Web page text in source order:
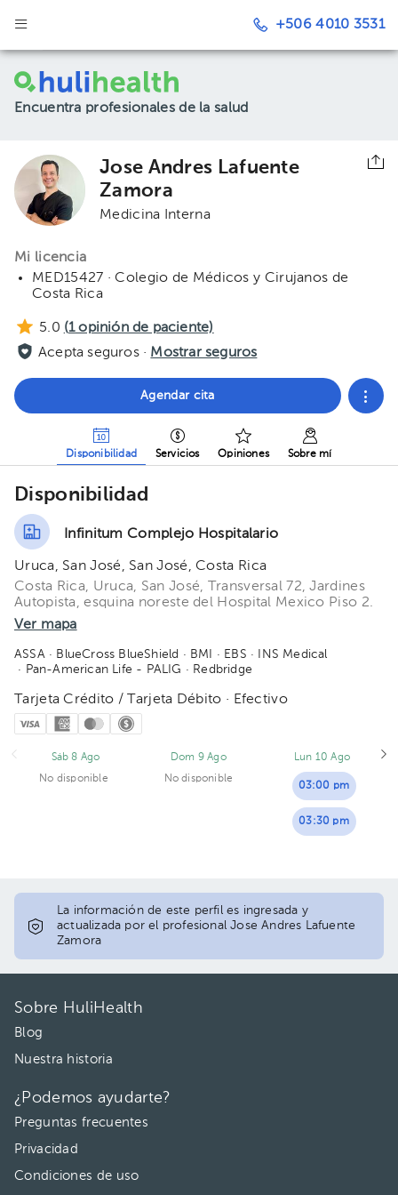
+506 4010 3531
Encuentra profesionales de la salud
Jose Andres Lafuente
Zamora
Medicina Interna
Mi licencia
MED15427 · Colegio de Médicos y Cirujanos de
Costa Rica
5.0 (1opinión de paciente)
Acepta seguros · Mostrar seguros
Agendar cita
Disponibilidad Servicios Opiniones Sobre mí
Disponibilidad
Infinitum Complejo Hospitalario
Uruca, San José, San José, Costa Rica
Costa Rica, Uruca, San José, Transversal 72, Jardines
Autopista, esquina noreste del Hospital Mexico Piso 2.
Ver mapa
ASSA· BlueCross BlueShield · BMI · EBS · INS Medical
· Pan-American Life - PALIG · Redbridge
Tarjeta Crédito / Tarjeta Débito · Efectivo
Sáb 8 Ago
No disponible
Dom 9 Ago
No disponible
Lun 10 Ago
03:00 pm
03:30 pm
La información de este perfil es ingresada y
actualizada por el profesional Jose Andres Lafuente
Zamora
Sobre HuliHealth
Blog
Nuestra historia
¿Podemos ayudarte?
Preguntas frecuentes
Privacidad
Condiciones de uso